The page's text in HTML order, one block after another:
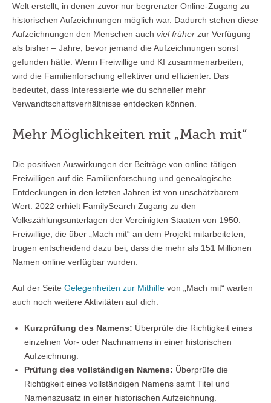
Welt erstellt, in denen zuvor nur begrenzter Online-Zugang zu
historischen Aufzeichnungen möglich war. Dadurch stehen diese
Aufzeichnungen den Menschen auch viel früher zur Verfügung
als bisher – Jahre, bevor jemand die Aufzeichnungen sonst
gefunden hätte. Wenn Freiwillige und KI zusammenarbeiten,
wird die Familienforschung effektiver und effizienter. Das
bedeutet, dass Interessierte wie du schneller mehr
Verwandtschaftsverhältnisse entdecken können.
Mehr Möglichkeiten mit „Mach mit“
Die positiven Auswirkungen der Beiträge von online tätigen
Freiwilligen auf die Familienforschung und genealogische
Entdeckungen in den letzten Jahren ist von unschätzbarem
Wert. 2022 erhielt FamilySearch Zugang zu den
Volkszählungsunterlagen der Vereinigten Staaten von 1950.
Freiwillige, die über „Mach mit“ an dem Projekt mitarbeiteten,
trugen entscheidend dazu bei, dass die mehr als 151 Millionen
Namen online verfügbar wurden.
Auf der Seite Gelegenheiten zur Mithilfe von „Mach mit“ warten
auch noch weitere Aktivitäten auf dich:
Kurzprüfung des Namens: Überprüfe die Richtigkeit eines
einzelnen Vor- oder Nachnamens in einer historischen
Aufzeichnung.
Prüfung des vollständigen Namens: Überprüfe die
Richtigkeit eines vollständigen Namens samt Titel und
Namenszusatz in einer historischen Aufzeichnung.